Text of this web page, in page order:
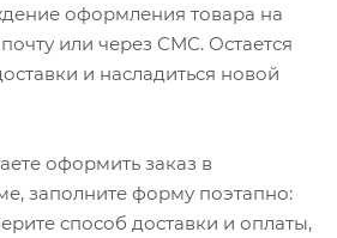
оформления товара на
или через СМС. Остается
и насладиться новой
оформить заказ в
заполните форму поэтапно:
способ доставки и оплаты,